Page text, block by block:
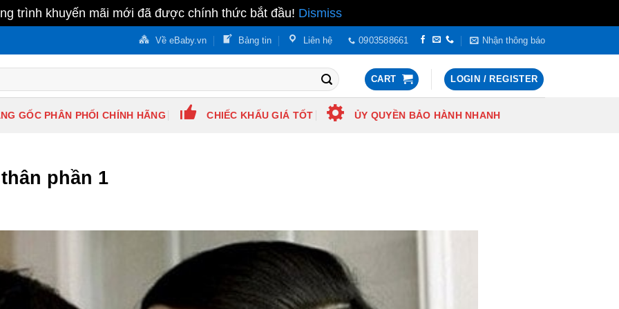
trình khuyến mãi mới đã được chính thức bắt đầu! Dismiss
Về eBaby.vn Bảng tin Liên hệ 0903588661 Nhận thông báo
CART LOGIN / REGISTER
GỐC PHÂN PHỐI CHÍNH HÃNG CHIẾC KHẤU GIÁ TỐT ỦY QUYỀN BẢO HÀNH NHANH
phần 1